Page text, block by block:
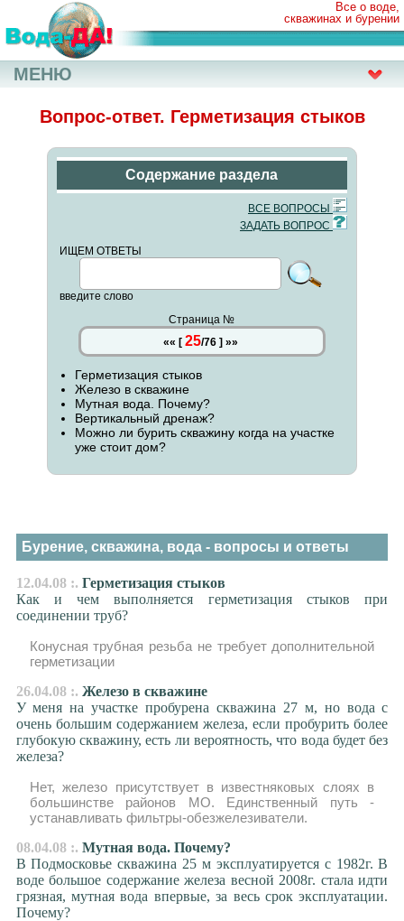
Все о воде,
скважинах и бурении
Вопрос-ответ. Герметизация стыков
Содержание раздела
ВСЕ ВОПРОСЫ
ЗАДАТЬ ВОПРОС
ИЩЕМ ОТВЕТЫ
введите слово
Страница №
«« [ 25/76] »»
Герметизация стыков
Железо в скважине
Мутная вода. Почему?
Вертикальный дренаж?
Можно ли бурить скважину когда на участке
уже стоит дом?
Бурение, скважина, вода - вопросы и ответы
12.04.08 :. Герметизация стыков
Как и чем выполняется герметизация стыков при
соединении труб?
Конусная трубная резьба не требует дополнительной
герметизации
26.04.08 :. Железо в скважине
У меня на участке пробурена скважина 27 м, но вода с
очень большим содержанием железа, если пробурить более
глубокую скважину, есть ли вероятность, что вода будет без
железа?
Нет, железо присутствует в известняковых слоях в
большинстве районов МО. Единственный путь -
устанавливать фильтры-обезжелезиватели.
08.04.08 :. Мутная вода. Почему?
В Подмосковье скважина 25 м эксплуатируется с 1982г. В
воде большое содержание железа весной 2008г. стала идти
грязная, мутная вода впервые, за весь срок эксплуатации.
Почему?
МЕНЮ